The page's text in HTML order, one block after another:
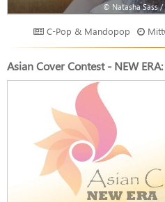
© Natasha Sass /
C-Pop & Mandopop
Asian Cover Contest - NEW